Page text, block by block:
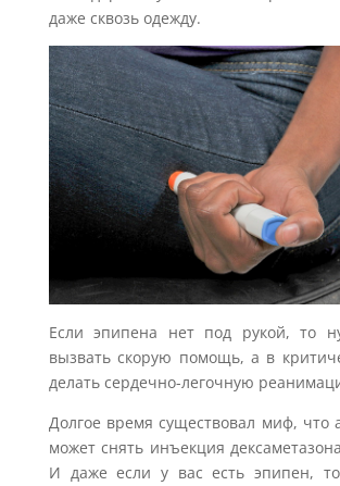
даже сквозь одежду.
Если эпипена нет под рукой, то
вызвать скорую помощь, а в
делать сердечно-легочную
Долгое время существовал миф, что
может снять инъекция
И даже если у вас есть эпипен,